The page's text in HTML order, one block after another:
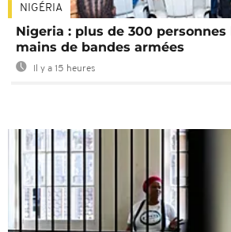
NIGÉRIA
Nigeria : plus de 300 personnes
mains de bandes armées
Il y a 15 heures